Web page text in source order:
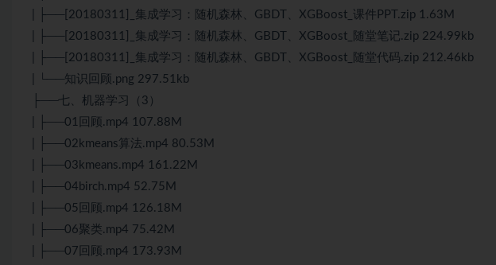
| ├──[20180311]_集成学习：随机森林、GBDT、XGBoost_课件PPT.zip 1.63M
| ├──[20180311]_集成学习：随机森林、GBDT、XGBoost_随堂笔记.zip 224.99kb
| ├──[20180311]_集成学习：随机森林、GBDT、XGBoost_随堂代码.zip 212.46kb
| └──知识回顾.png 297.51kb
├──七、机器学习（3）
| ├──01回顾.mp4 107.88M
| ├──02kmeans算法.mp4 80.53M
| ├──03kmeans.mp4 161.22M
| ├──04birch.mp4 52.75M
| ├──05回顾.mp4 126.18M
| ├──06聚类.mp4 75.42M
| ├──07回顾.mp4 173.93M